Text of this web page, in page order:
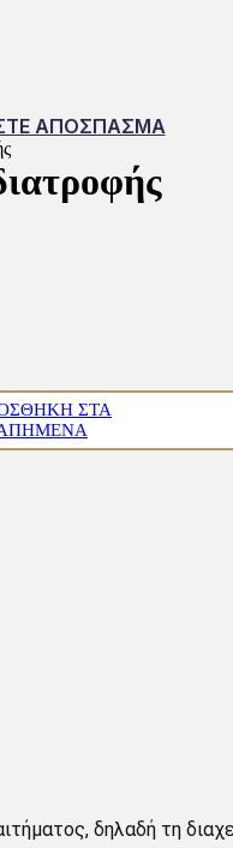
ΑΠΟΣΠΑΣΜΑ
ΣΤΑ
δηλαδή τη